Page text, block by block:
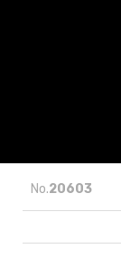
No.20603